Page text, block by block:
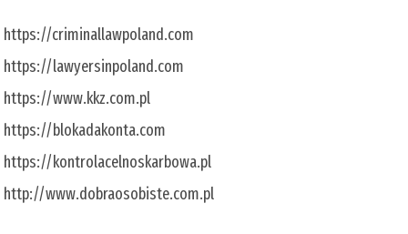
https://criminallawpoland.com
https://lawyersinpoland.com
https://www.kkz.com.pl
https://blokadakonta.com
https://kontrolacelnoskarbowa.pl
http://www.dobraosobiste.com.pl